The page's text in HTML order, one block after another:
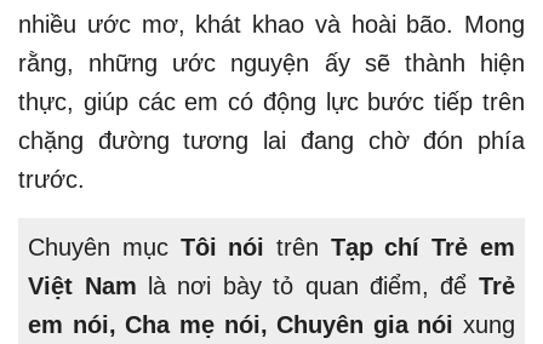
nhiều ước mơ, khát khao và hoài bão. Mong
rằng, những ước nguyện ấy sẽ thành hiện
thực, giúp các em có động lực bước tiếp trên
chặng đường tương lai đang chờ đón phía
trước.
Chuyên mục Tôi nói trên Tạp chí Trẻ em
Việt Nam là nơi bày tỏ quan điểm, để Trẻ
em nói, Cha mẹ nói, Chuyên gia nói xung